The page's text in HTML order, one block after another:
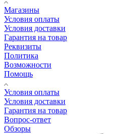
Магазины
Условия оплаты
Условия доставки
Гарантия на товар
Реквизиты
Политика
Возможности
Помощь
Условия оплаты
Условия доставки
Гарантия на товар
Вопрос-ответ
Обзоры